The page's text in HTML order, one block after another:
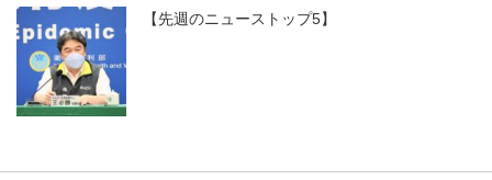
【先週のニューストップ5】